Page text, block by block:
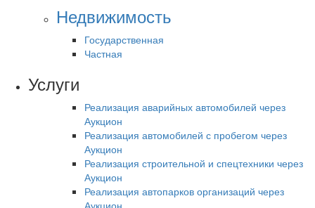
Недвижимость
Государственная
Частная
Услуги
Реализация аварийных автомобилей через
Аукцион
Реализация автомобилей с пробегом через
Аукцион
Реализация строительной и спецтехники через
Аукцион
Реализация автопарков организаций через